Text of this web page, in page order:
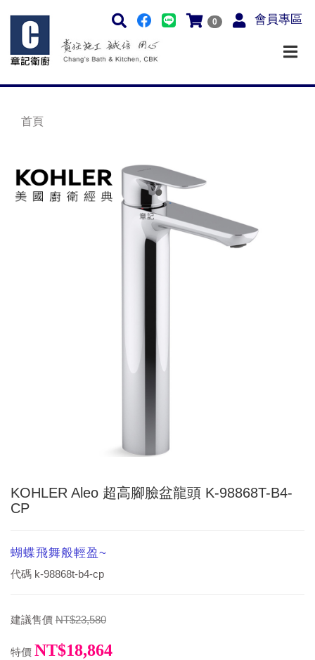
0 會員專區
首頁
KOHLER Aleo 超高腳臉盆龍頭 K-98868T-B4-
CP
蝴蝶飛舞般輕盈~
代碼 k-98868t-b4-cp
建議售價 NT$23,580
特價 NT$18,864